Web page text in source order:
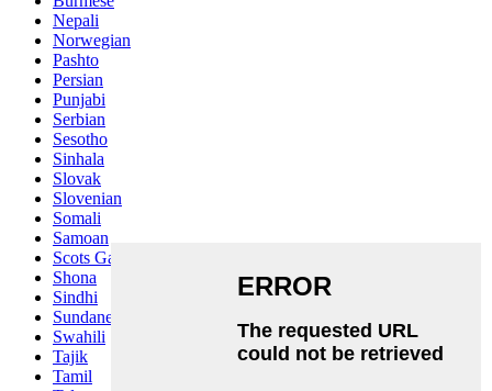
Nepali
Norwegian
Pashto
Persian
Punjabi
Serbian
Sesotho
Sinhala
Slovak
Slovenian
Somali
Samoan
Scots Gaelic
Shona
Sindhi
Sundanese
Swahili
Tajik
Tamil